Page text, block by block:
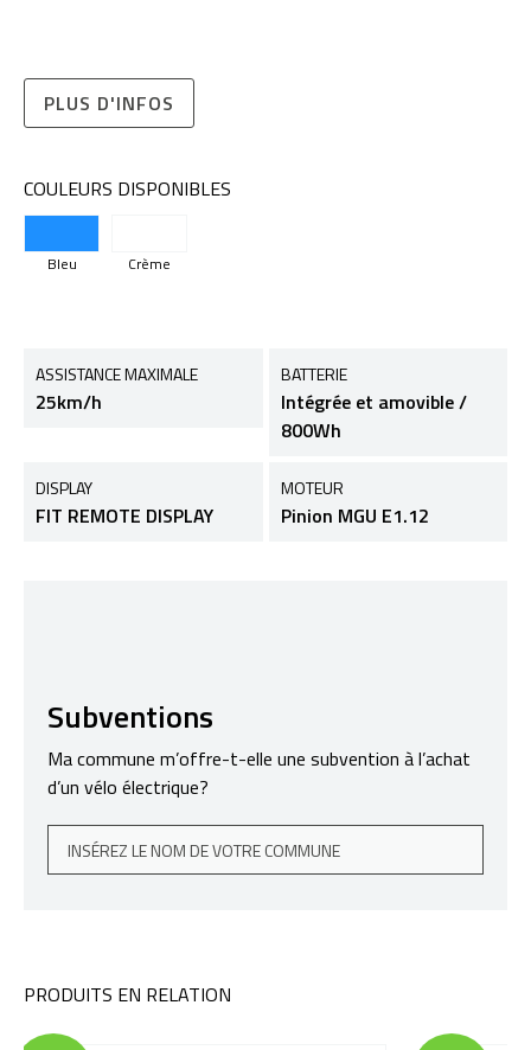
PLUS D'INFOS
COULEURS DISPONIBLES
Bleu Crème
ASSISTANCE MAXIMALE
25km/h
BATTERIE
Intégrée et amovible /
800Wh
DISPLAY
FIT REMOTE DISPLAY
MOTEUR
Pinion MGU E1.12
Subventions
Ma commune m’offre-t-elle une subvention à l’achat
d’un vélo électrique?
PRODUITS EN RELATION